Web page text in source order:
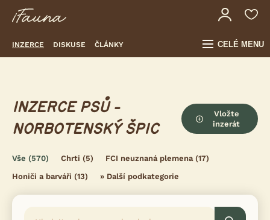
INZERCE DISKUSE ČLÁNKY CELÉ MENU
INZERCE PSŮ -
NORBOTENSKÝ ŠPIC
Vložte
inzerát
Vše (570) Chrti (5) FCI neuznaná plemena(17)
Honiči a barváři (13) » Další podkategorie